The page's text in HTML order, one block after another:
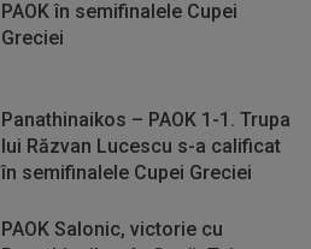
PAOK în semifinalele Cupei
Greciei
Panathinaikos – PAOK 1-1. Trupa
lui Răzvan Lucescu s-a calificat
în semifinalele Cupei Greciei
PAOK Salonic, victorie cu